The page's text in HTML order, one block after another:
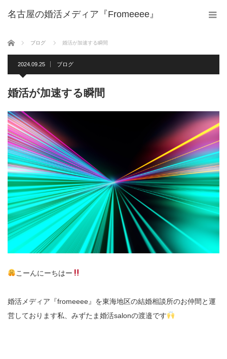
名古屋の婚活メディア『Fromeeee』
ホーム ブログ 婚活が加速する瞬間
2024.09.25 ブログ
婚活が加速する瞬間
こーんにーちはー
婚活メディア『fromeeee』を東海地区の結婚相談所のお仲間と運
営しております私、みずたま婚活salonの渡邉です